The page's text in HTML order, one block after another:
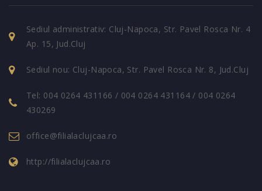
Sediul administrativ: Cluj-Napoca, Str. Pavel Rosca Nr. 4
Ap. 15, Jud.Cluj
Sediul nou: Cluj-Napoca, Str. Pavel Rosca Nr. 8, Jud.Cluj
Tel: 004 0264 431166 / 004 0264 431164 / 004 0264
430269
office@filialaclujcaa.ro
http://filialaclujcaa.ro